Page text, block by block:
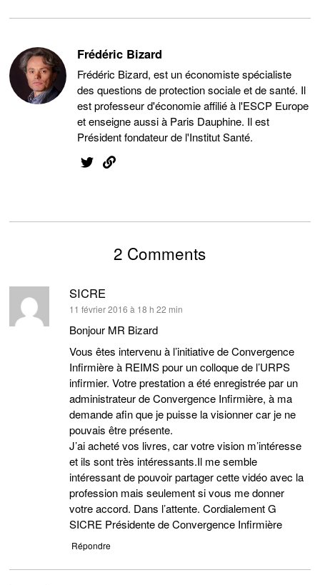
Frédéric Bizard
Frédéric Bizard, est un économiste spécialiste
des questions de protection sociale et de santé. Il
est professeur d'économie affilié à l'ESCP Europe
et enseigne aussi à Paris Dauphine. Il est
Président fondateur de l'Institut Santé.
2 Comments
SICRE
dit :
11 février 2016 à 18 h 22 min
Bonjour MR Bizard
Vous êtes intervenu à l’initiative de Convergence
Infirmière à REIMS pour un colloque de l’URPS
infirmier. Votre prestation a été enregistrée par un
administrateur de Convergence Infirmière, à ma
demande afin que je puisse la visionner car je ne
pouvais être présente.
J’ai acheté vos livres, car votre vision m’intéresse
et ils sont très intéressants.Il me semble
intéressant de pouvoir partager cette vidéo avec la
profession mais seulement si vous me donner
votre accord. Dans l’attente. Cordialement G
SICRE Présidente de Convergence Infirmière
Répondre